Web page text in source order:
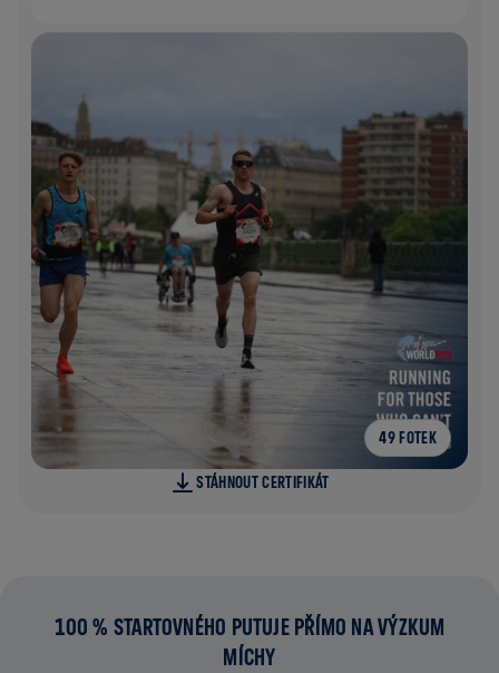
49 FOTEK
STÁHNOUT CERTIFIKÁT
100 % STARTOVNÉHO PUTUJE PŘÍMO NA VÝZKUM
MÍCHY